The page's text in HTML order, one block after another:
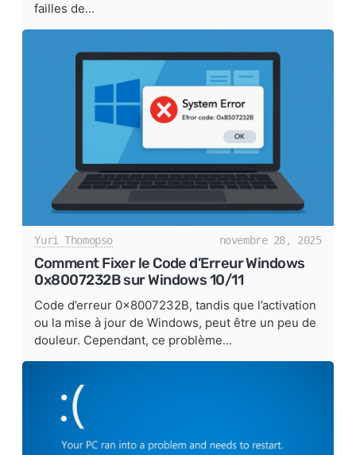
failles de...
Yuri Thomopso novembre 28, 2025
Comment Fixer le Code d’Erreur Windows
0x8007232B sur Windows 10/11
Code d’erreur 0x8007232B, tandis que l’activation
ou la mise à jour de Windows, peut être un peu de
douleur. Cependant, ce problème...